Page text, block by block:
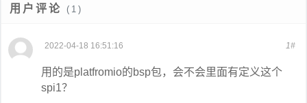
用户评论 (1)
2022-04-18 16:51:16 1#
用的是platfromio的bsp包，会不会里面有定义这个
spi1？